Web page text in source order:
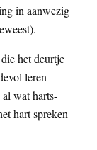
in aanwezig
het deurtje
leren
wat harts-
hart spreken